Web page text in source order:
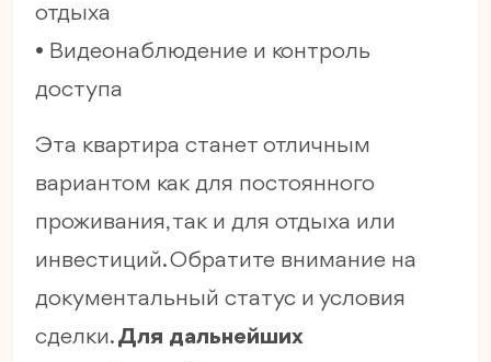
отдыха
• Видеонаблюдение и контроль
доступа
Эта квартира станет отличным
вариантом как для постоянного
проживания, так и для отдыха или
инвестиций. Обратите внимание на
документальный статус и условия
сделки.Для дальнейших